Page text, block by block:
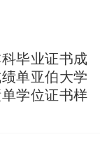
毕业证书成
单亚伯大学
学位证书样